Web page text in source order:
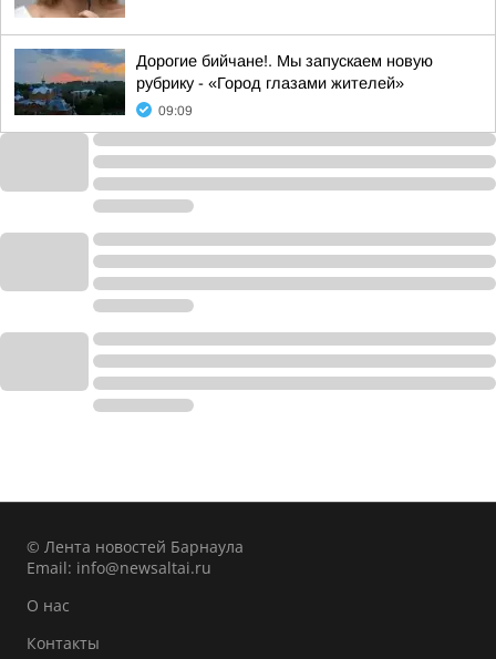
Дорогие бийчане!. Мы запускаем новую
рубрику - «Город глазами жителей»
09:09
© Лента новостей Барнаула
Email: info@newsaltai.ru
О нас
Контакты